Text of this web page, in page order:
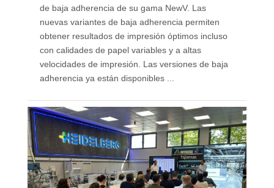
de baja adherencia de su gama NewV. Las
nuevas variantes de baja adherencia permiten
obtener resultados de impresión óptimos incluso
con calidades de papel variables y a altas
velocidades de impresión. Las versiones de baja
adherencia ya están disponibles ...